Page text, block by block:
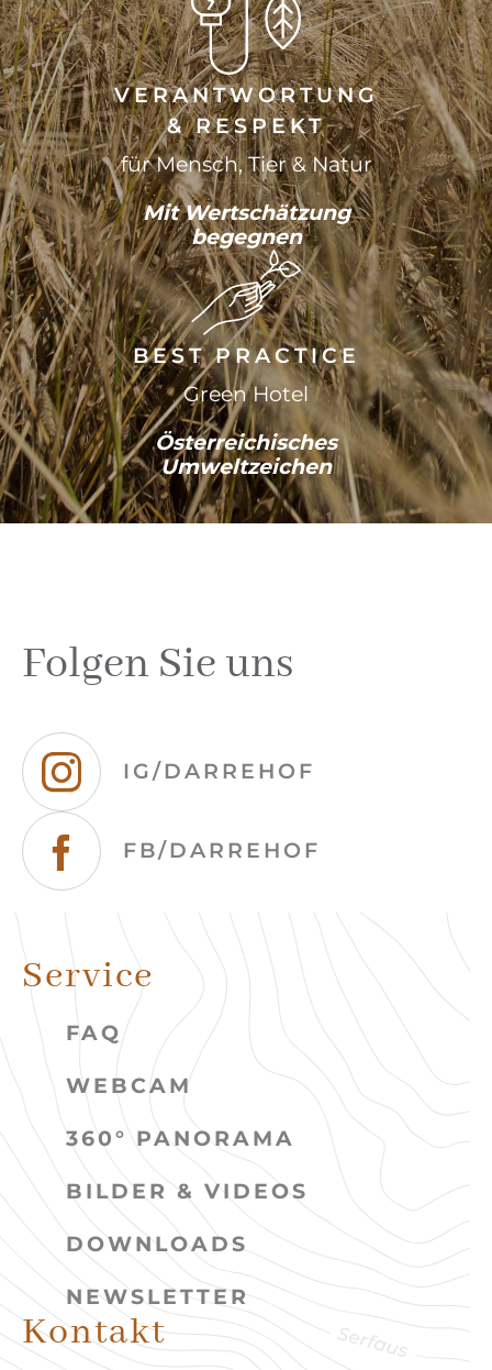
VERANTWORTUNG
& RESPEKT
für Mensch, Tier & Natur
Mit Wertschätzung
begegnen
BEST PRACTICE
Green Hotel
Österreichisches
Umweltzeichen
Folgen Sie uns
IG/DARREHOF
FB/DARREHOF
Service
FAQ
WEBCAM
360° PANORAMA
BILDER & VIDEOS
DOWNLOADS
NEWSLETTER
Kontakt